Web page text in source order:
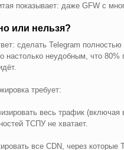
показывает: даже GFW с
или нельзя?
сделать Telegram
настолько неудобным, что
требует:
весь трафик
ТСПУ не хватает.
все CDN, через которые